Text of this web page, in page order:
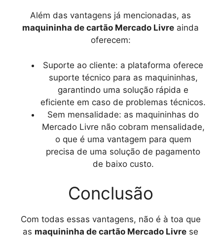
Além das vantagens já mencionadas, as
maquininha de cartão Mercado Livre ainda
oferecem:
Suporte ao cliente: a plataforma oferece
suporte técnico para as maquininhas,
garantindo uma solução rápida e
eficiente em caso de problemas técnicos.
Sem mensalidade: as maquininhas do
Mercado Livre não cobram mensalidade,
o que é uma vantagem para quem
precisa de uma solução de pagamento
de baixo custo.
Conclusão
Com todas essas vantagens, não é à toa que
as maquininha de cartão Mercado Livre se